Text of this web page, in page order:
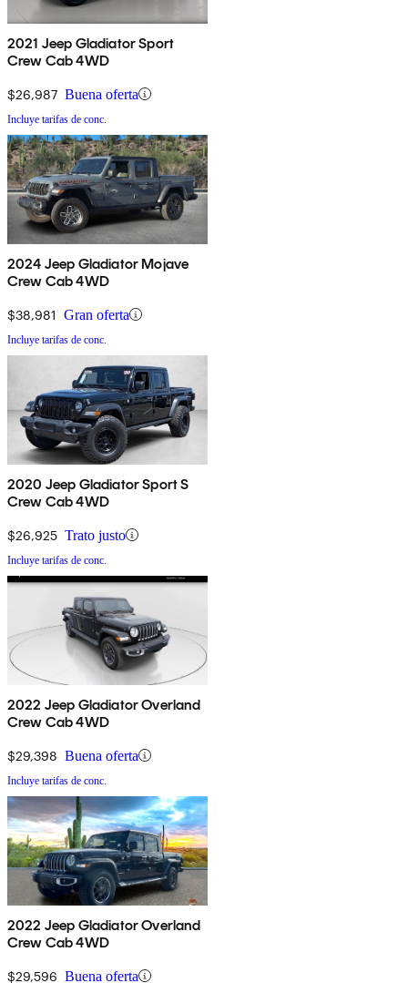
2021 Jeep Gladiator Sport
Crew Cab 4WD
$26,987 Buena oferta
Incluye tarifas de conc.
2024 Jeep Gladiator Mojave
Crew Cab 4WD
$38,981 Gran oferta
Incluye tarifas de conc.
2020 Jeep Gladiator Sport S
Crew Cab 4WD
$26,925 Trato justo
Incluye tarifas de conc.
2022 Jeep Gladiator Overland
Crew Cab 4WD
$29,398 Buena oferta
Incluye tarifas de conc.
2022 Jeep Gladiator Overland
Crew Cab 4WD
$29,596 Buena oferta